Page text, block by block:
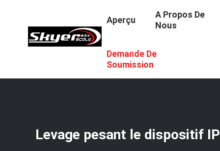
Aperçu
A Propos De
Nous
Demande De
Soumission
Pesage Du Capteur De Pression De
De Piézoélectrique De Force De La Surcharge IP68
Levage pesant le dispositif